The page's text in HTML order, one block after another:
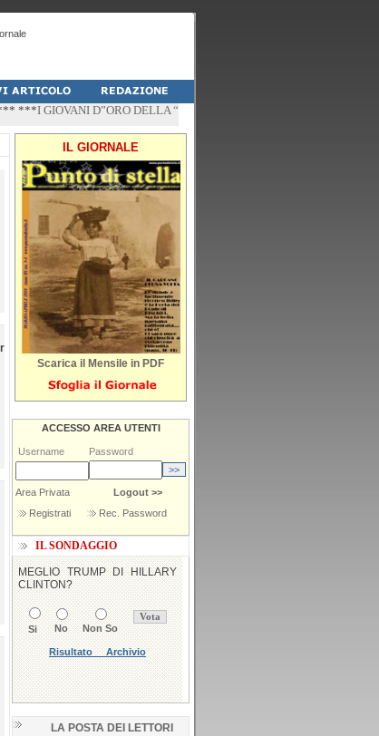
***I GIOVANI D”ORO DELLA “PALESTRA-DO” DI PESCHICI
IL GIORNALE
Scarica il Mensile in PDF
ACCESSO AREA UTENTI
Username Password
Area Privata
Logout >>
Registrati
Rec. Password
IL SONDAGGIO
LA POSTA DEI LETTORI